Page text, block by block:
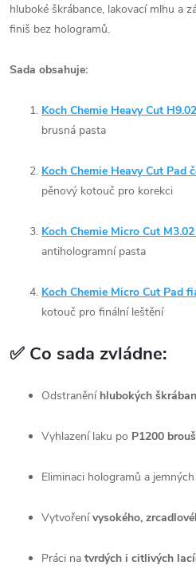
hluboké škrábance, lakovací mlhu a
finiš bez hologramů.
Sada obsahuje:
Koch Chemie Heavy Cut
brusná pasta
Koch Chemie Heavy Cut Pad
pěnový kotouč pro korekci
Koch Chemie Micro Cut
antihologramní pasta
Koch Chemie Micro Cut Pad
kotouč pro finální leštění
✅ Co sada zvládne:
Odstranění hlubokých
Vyhlazení laku po P1200
Eliminaci hologramů a
Vytvořenívysokého,
Práci na tvrdých i citlivých